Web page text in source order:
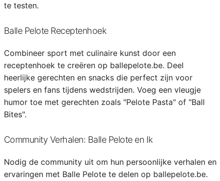
te testen.
Balle Pelote Receptenhoek
Combineer sport met culinaire kunst door een
receptenhoek te creëren op ballepelote.be. Deel
heerlijke gerechten en snacks die perfect zijn voor
spelers en fans tijdens wedstrijden. Voeg een vleugje
humor toe met gerechten zoals "Pelote Pasta" of "Ball
Bites".
Community Verhalen: Balle Pelote en Ik
Nodig de community uit om hun persoonlijke verhalen en
ervaringen met Balle Pelote te delen op ballepelote.be.